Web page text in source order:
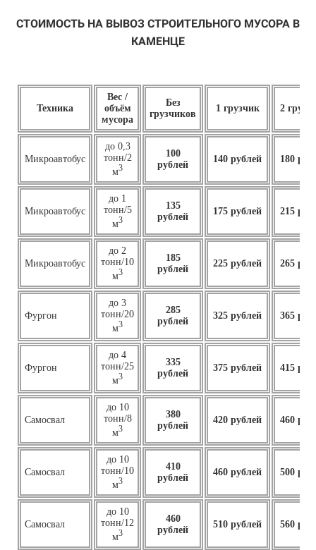
СТОИМОСТЬ НА ВЫВОЗ СТРОИТЕЛЬНОГО МУСОРА В
КАМЕНЦЕ
Техника
Вес /
объём
мусора
Без
грузчиков
1 грузчик 2
Микроавтобус
до 0,3
тонн/2
м3
100
рублей
140 рублей 180
Микроавтобус
до 1
тонн/5
м3
135
рублей
175 рублей 215
Микроавтобус
до 2
тонн/10
м3
185
рублей
225 рублей 265
Фургон
до 3
тонн/20
м3
285
рублей
325 рублей 365
Фургон
до 4
тонн/25
м3
335
рублей
375 рублей 415
Самосвал
до 10
тонн/8
м3
380
рублей
420 рублей 460
Самосвал
до 10
тонн/10
м3
410
рублей
460 рублей 500
Самосвал
до 10
тонн/12
м3
460
рублей
510 рублей 560